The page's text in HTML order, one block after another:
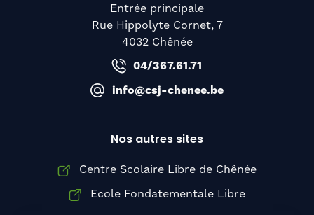
Entrée principale
Rue Hippolyte Cornet, 7
4032 Chênée
04/367.61.71
info@csj-chenee.be
Nos autres sites
Centre Scolaire Libre de Chênée
Ecole Fondatementale Libre